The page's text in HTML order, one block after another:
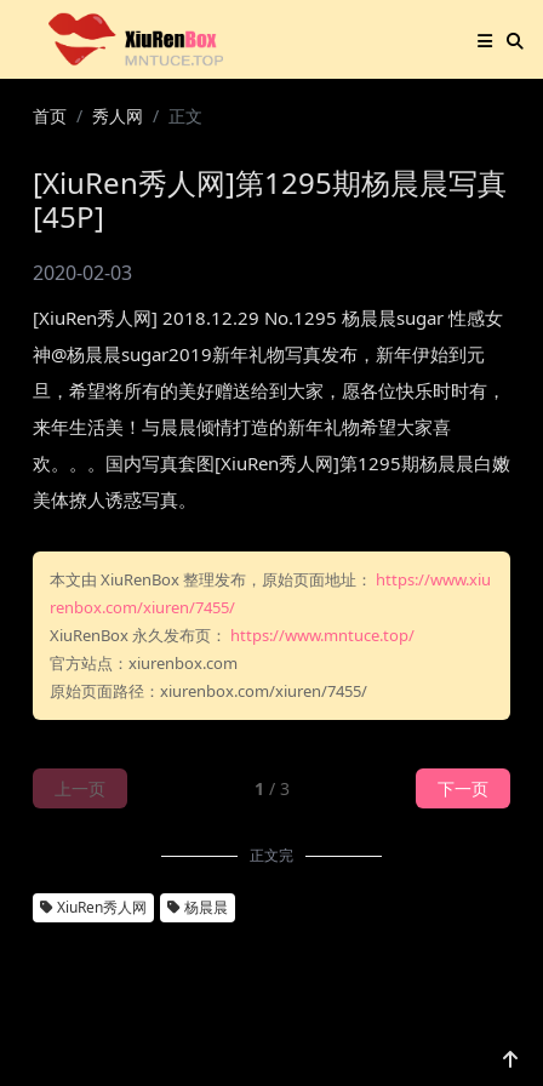
首页 秀人网 正文
[XiuRen秀人网]第1295期杨晨晨写真
[45P]
2020-02-03
[XiuRen秀人网] 2018.12.29 No.1295 杨晨晨sugar 性感女
神@杨晨晨sugar2019新年礼物写真发布，新年伊始到元
旦，希望将所有的美好赠送给到大家，愿各位快乐时时有，
来年生活美！与晨晨倾情打造的新年礼物希望大家喜
欢。。。国内写真套图[XiuRen秀人网]第1295期杨晨晨白嫩
美体撩人诱惑写真。
本文由 XiuRenBox 整理发布，原始页面地址： https://www.xiu
renbox.com/xiuren/7455/
XiuRenBox 永久发布页： https://www.mntuce.top/
官方站点：xiurenbox.com
原始页面路径：xiurenbox.com/xiuren/7455/
上一页 1 / 3 下一页
正文完
XiuRen秀人网 杨晨晨